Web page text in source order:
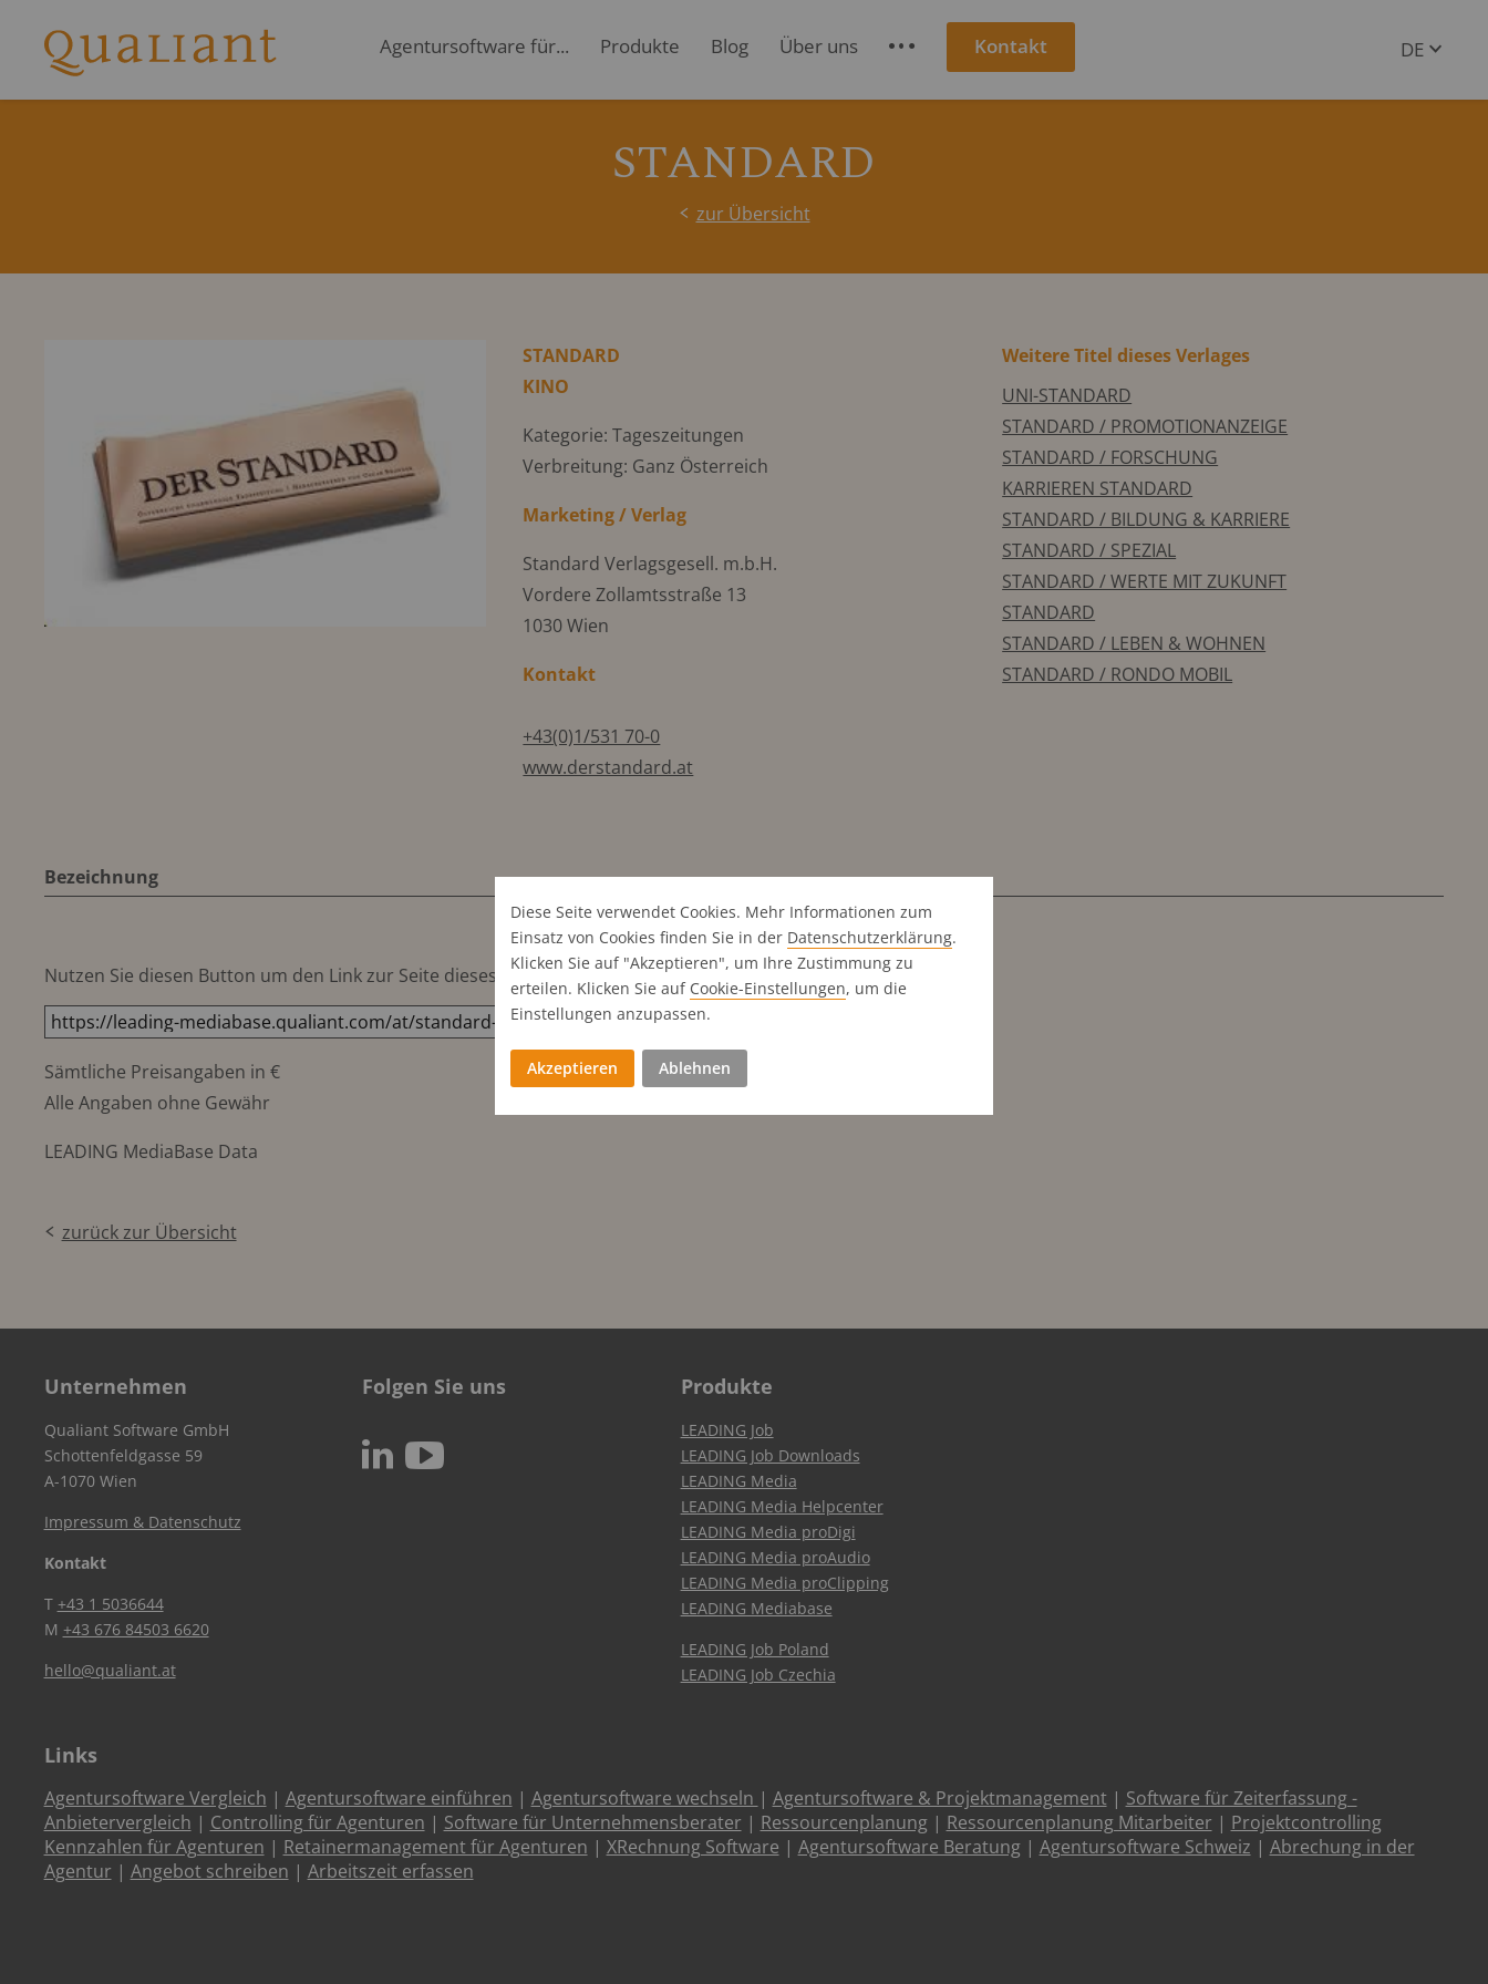
Agentursoftware für... Produkte Blog Über uns S Kontakt
DE
STANDARD
zur Übersicht
STANDARD
KINO
Kategorie: Tageszeitungen
Verbreitung: Ganz Österreich
Marketing / Verlag
Standard Verlagsgesell. m.b.H.
Vordere Zollamtsstraße 13
1030 Wien
Kontakt
+43(0)1/531 70-0
www.derstandard.at
Weitere Titel dieses Verlages
UNI-STANDARD
STANDARD / PROMOTIONANZEIGE
STANDARD / FORSCHUNG
KARRIEREN STANDARD
STANDARD / BILDUNG & KARRIERE
STANDARD / SPEZIAL
STANDARD / WERTE MIT ZUKUNFT
STANDARD
STANDARD / LEBEN & WOHNEN
STANDARD / RONDO MOBIL
Bezeichnung
Nutzen Sie diesen Button um den Link zur Seite dieses Titels direkt in die Zwischenablage zu kopieren
Sämtliche Preisangaben in €
Alle Angaben ohne Gewähr
LEADING MediaBase Data
zurück zur Übersicht
Unternehmen
Qualiant Software GmbH
Schottenfeldgasse 59
A-1070 Wien
Impressum & Datenschutz
Kontakt
T +43 1 5036644
M +43 676 84503 6620
hello@qualiant.at
Folgen Sie uns
N c
Produkte
LEADING Job
LEADING Job Downloads
LEADING Media
LEADING Media Helpcenter
LEADING Media proDigi
LEADING Media proAudio
LEADING Media proClipping
LEADING Mediabase
LEADING Job Poland
LEADING Job Czechia
Links
Agentursoftware Vergleich | Agentursoftware einführen | Agentursoftware wechseln | Agentursoftware & Projektmanagement| Software für Zeiterfassung -
Anbietervergleich | Controlling für Agenturen | Software für Unternehmensberater | Ressourcenplanung| Ressourcenplanung Mitarbeiter | Projektcontrolling
Kennzahlen für Agenturen | Retainermanagement für Agenturen | XRechnung Software | Agentursoftware Beratung| Agentursoftware Schweiz | Abrechung in der
Agentur | Angebot schreiben | Arbeitszeit erfassen
Diese Seite verwendet Cookies. Mehr Informationen zum
Einsatz von Cookies finden Sie in der Datenschutz­erklärung.
Klicken Sie auf "Akzeptieren", um Ihre Zustimmung zu
erteilen. Klicken Sie auf Cookie-Einstellungen, um die
Einstellungen anzupassen.
Akzeptieren Ablehnen